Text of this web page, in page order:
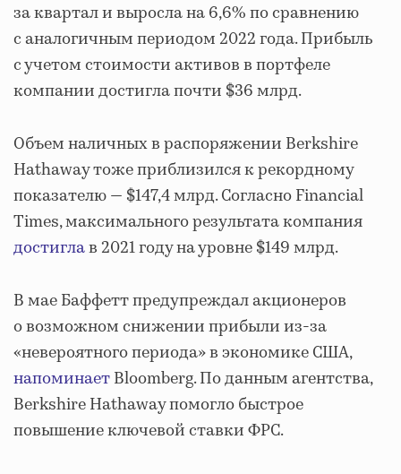
за квартал и выросла на 6,6% по сравнению
с аналогичным периодом 2022 года. Прибыль
с учетом стоимости активов в портфеле
компании достигла почти $36 млрд.
Объем наличных в распоряжении Berkshire
Hathaway тоже приблизился к рекордному
показателю — $147,4 млрд. Согласно Financial
Times, максимального результата компания
достиглав 2021 году на уровне $149 млрд.
В мае Баффетт предупреждал акционеров
о возможном снижении прибыли из-за
«невероятного периода» в экономике США,
напоминаетBloomberg. По данным агентства,
Berkshire Hathaway помогло быстрое
повышение ключевой ставки ФРС.